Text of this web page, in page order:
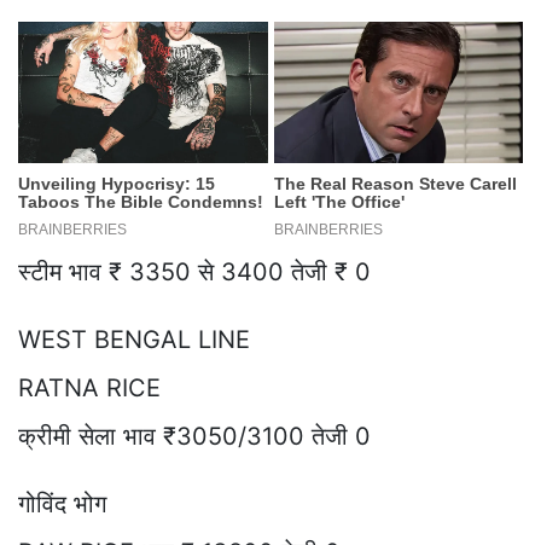
स्टीम भाव ₹ 3350 से 3400 तेजी ₹ 0
WEST BENGAL LINE
RATNA RICE
क्रीमी सेला भाव ₹3050/3100 तेजी 0
गोविंद भोग